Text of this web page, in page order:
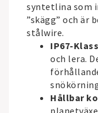
syntetlina som
”skägg” och är
stålwire.
IP67-
och lera.
Hållbar